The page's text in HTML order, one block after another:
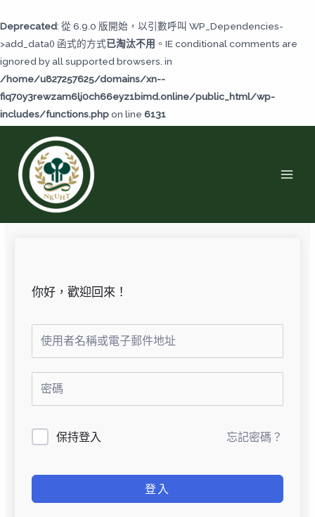
Deprecated: 從 6.9.0 版開始，以引數呼叫 WP_Dependencies-
>add_data() 函式的方式已淘汰不用 。IE conditional comments are
ignored by all supported browsers. in
/home/u827257625/domains/xn--
fiq70y3rewzam6lj0ch66eyz1bimd.online/public_html/wp-
includes/functions.phpon line 6131
至
主
要
內
容
你好，歡迎回來！
保持登入 忘記密碼？
登入